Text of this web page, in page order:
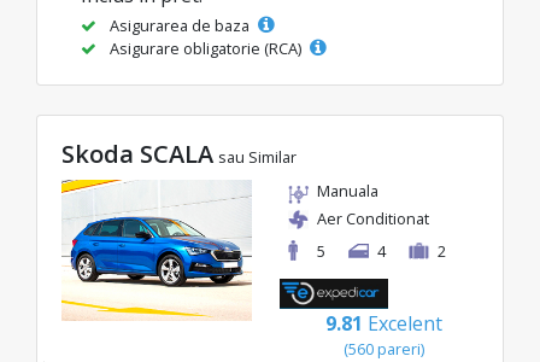
Asigurarea de baza
Asigurare obligatorie (RCA)
Skoda SCALA sau Similar
Manuala
Aer Conditionat
5
4 2
9.81 Excelent
(560 pareri)